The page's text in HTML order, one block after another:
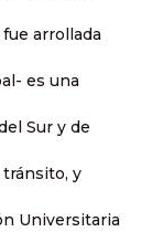
arrollada
es una
Sur y de
y
Universitaria